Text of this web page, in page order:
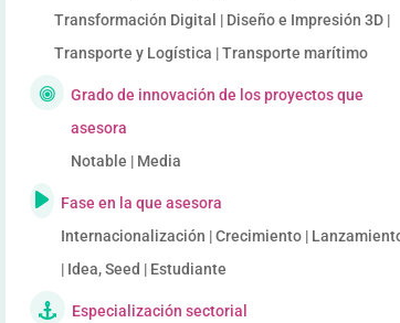
Transformación Digital | Diseño e Impresión 3D |
Transporte y Logística | Transporte marítimo
Grado de innovación de los proyectos que
asesora
Notable | Media
Fase en la que asesora
Internacionalización | Crecimiento |
| Idea, Seed | Estudiante
Especialización sectorial